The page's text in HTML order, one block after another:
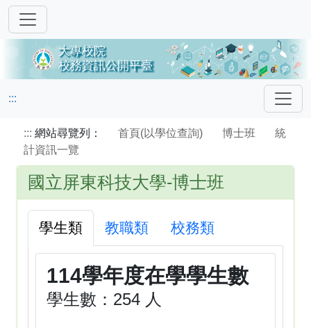
:::
::: 網站尋覽列： 首頁(以學位查詢) 博士班
統
計資訊一覽
國立屏東科技大學-博士班
學生類 教職類 校務類
114學年度在學學生數
學生數：254 人